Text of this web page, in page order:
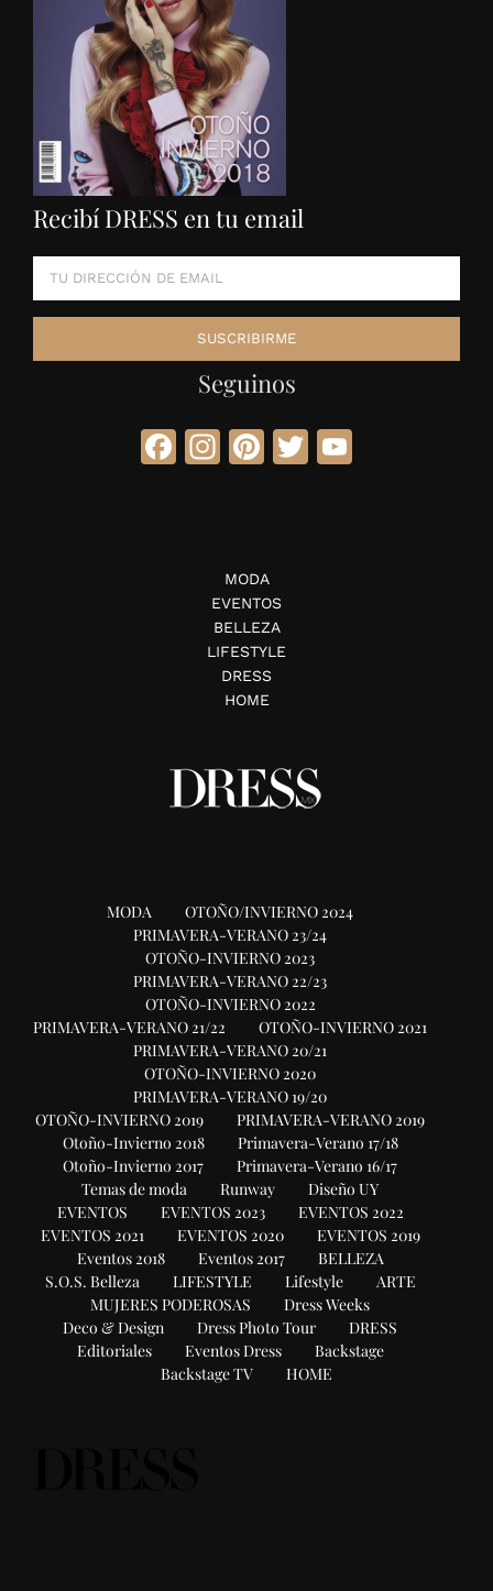
Recibí DRESS en tu email
Seguinos
Facebook
Instagram
Pinterest
Twitter
MODA
EVENTOS
BELLEZA
LIFESTYLE
DRESS
HOME
MODA
OTOÑO/INVIERNO 2024
PRIMAVERA-VERANO 23/24
OTOÑO-INVIERNO 2023
PRIMAVERA-VERANO 22/23
OTOÑO-INVIERNO 2022
PRIMAVERA-VERANO 21/22
OTOÑO-INVIERNO 2021
PRIMAVERA-VERANO 20/21
OTOÑO-INVIERNO 2020
PRIMAVERA-VERANO 19/20
OTOÑO-INVIERNO 2019
PRIMAVERA-VERANO 2019
Otoño-Invierno 2018
Primavera-Verano 17/18
Otoño-Invierno 2017
Primavera-Verano 16/17
Temas de moda
Runway
Diseño UY
EVENTOS
EVENTOS 2023
EVENTOS 2022
EVENTOS 2021
EVENTOS 2020
EVENTOS 2019
Eventos 2018
Eventos 2017
BELLEZA
S.O.S. Belleza
LIFESTYLE Lifestyle
ARTE
MUJERES PODEROSAS
Dress Weeks
Deco & Design
Dress Photo Tour
DRESS
Editoriales
Eventos Dress
Backstage
Backstage TV
HOME